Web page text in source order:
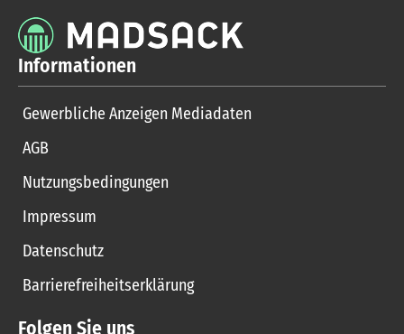
Informationen
Gewerbliche Anzeigen Mediadaten
AGB
Nutzungsbedingungen
Impressum
Datenschutz
Barrierefreiheitserklärung
Folgen Sie uns